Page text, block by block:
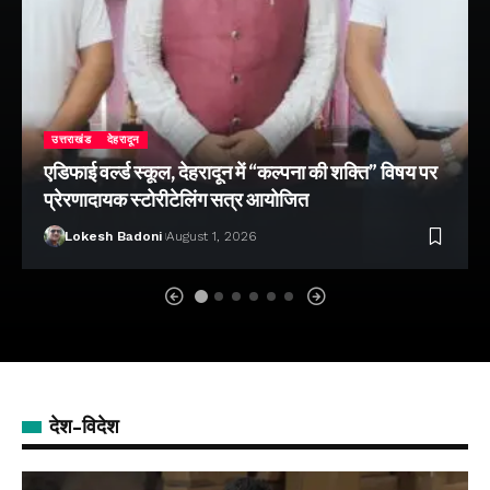
उत्तराखंड देहरादून
एडिफाई वर्ल्ड स्कूल, देहरादून में “कल्पना की शक्ति” विषय पर
प्रेरणादायक स्टोरीटेलिंग सत्र आयोजित
Lokesh Badoni August 1, 2026
देश-विदेश